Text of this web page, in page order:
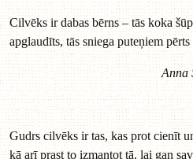
Cilvēks ir dabas bērns – tās koka
apglaudīts, tās sniega puteņiem
Anna
Gudrs cilvēks ir tas, kas prot cienīt
kā arī prast to izmantot tā, lai gan